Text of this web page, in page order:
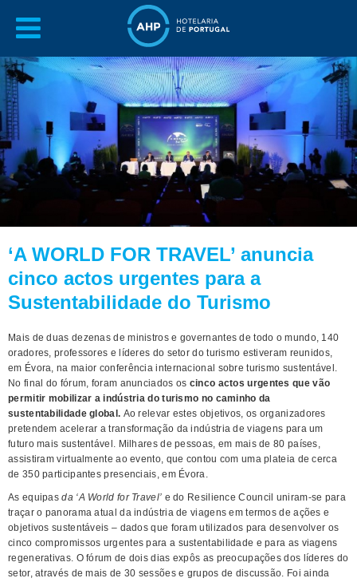
‘A WORLD FOR TRAVEL’ anuncia
cinco actos urgentes para a
Sustentabilidade do Turismo
Mais de duas dezenas de ministros e governantes de todo o mundo, 140
oradores, professores e líderes do setor do turismo estiveram reunidos,
em Évora, na maior conferência internacional sobre turismo sustentável.
No final do fórum, foram anunciados os cinco actos urgentes que vão
permitir mobilizar a indústria do turismo no caminho da
sustentabilidade global. Ao relevar estes objetivos, os organizadores
pretendem acelerar a transformação da indústria de viagens para um
futuro mais sustentável. Milhares de pessoas, em mais de 80 países,
assistiram virtualmente ao evento, que contou com uma plateia de cerca
de 350 participantes presenciais, em Évora.
As equipas da ‘A World for Travel’ e do Resilience Council uniram-se para
traçar o panorama atual da indústria de viagens em termos de ações e
objetivos sustentáveis – dados que foram utilizados para desenvolver os
cinco compromissos urgentes para a sustentabilidade e para as viagens
regenerativas. O fórum de dois dias expôs as preocupações dos líderes do
setor, através de mais de 30 sessões e grupos de discussão. Foi ainda